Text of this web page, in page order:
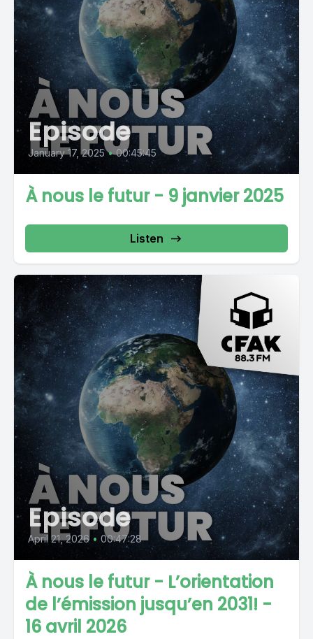
Episode
January 17, 2025 • 00:45:45
À nous le futur - 9 janvier 2025
Listen
Episode
April 21, 2026 • 00:47:28
À nous le futur - L’orientation
de l’émission jusqu’en 2031! -
16 avril 2026